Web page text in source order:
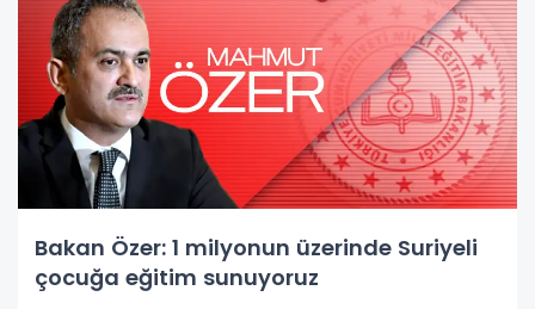
Bakan Özer: 1 milyonun üzerinde Suriyeli
çocuğa eğitim sunuyoruz